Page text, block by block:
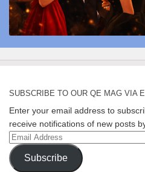
SUBSCRIBE TO OUR QE MAG VIA
Enter your email address to
receive notifications of new posts
Email
Address
Subscribe